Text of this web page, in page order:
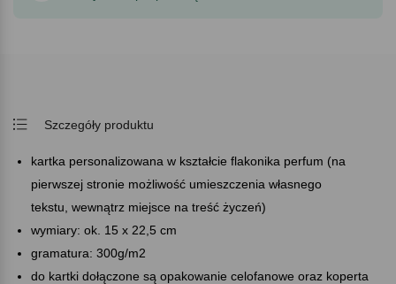
Szczegóły produktu
kartka personalizowana w kształcie flakonika perfum (na
pierwszej stronie możliwość umieszczenia własnego
tekstu, wewnątrz miejsce na treść życzeń)
wymiary: ok. 15 x 22,5 cm
gramatura: 300g/m2
do kartki dołączone są opakowanie celofanowe oraz koperta